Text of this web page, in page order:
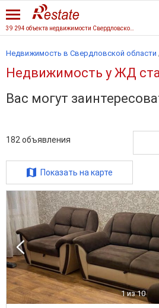
Недвижимость в Свердловской области
Недвижимость у ЖД
Вас могут
182 объявления
Показать на карте
1 из 10